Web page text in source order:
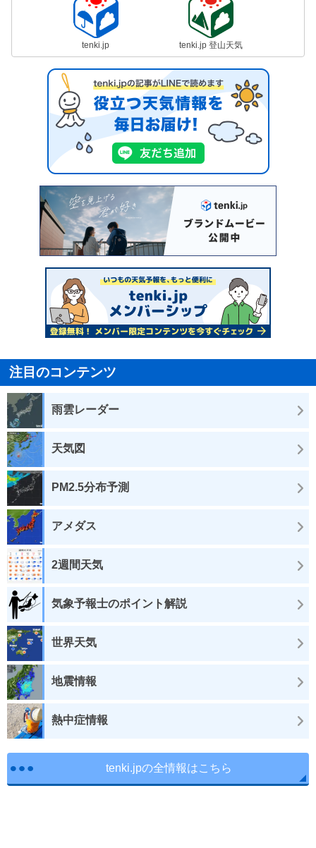
tenki.jp tenki.jp 登山天気
注目のコンテンツ
雨雲レーダー
天気図
PM2.5分布予測
アメダス
2週間天気
気象予報士のポイント解説
世界天気
地震情報
熱中症情報
tenki.jpの全情報はこちら